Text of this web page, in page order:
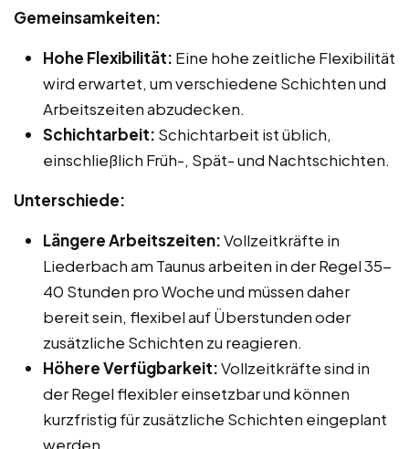
Gemeinsamkeiten:
Hohe Flexibilität: Eine hohe zeitliche Flexibilität
wird erwartet, um verschiedene Schichten und
Arbeitszeiten abzudecken.
Schichtarbeit: Schichtarbeit ist üblich,
einschließlich Früh-, Spät- und Nachtschichten.
Unterschiede:
Längere Arbeitszeiten:Vollzeitkräfte in
Liederbach am Taunus arbeiten in der Regel 35-
40 Stunden pro Woche und müssen daher
bereit sein, flexibel auf Überstunden oder
zusätzliche Schichten zu reagieren.
Höhere Verfügbarkeit:Vollzeitkräfte sind in
der Regel flexibler einsetzbar und können
kurzfristig für zusätzliche Schichten eingeplant
werden.